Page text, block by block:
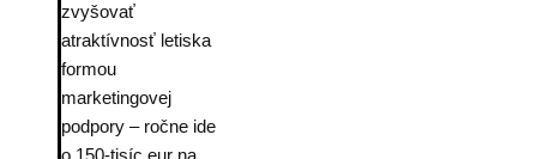
zvyšovať
atraktívnosť letiska
formou
marketingovej
podpory – ročne ide